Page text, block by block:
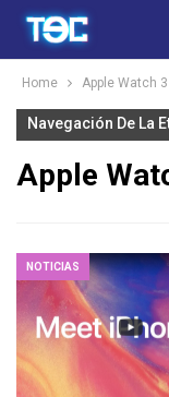
Home Apple Watch 3
Navegación De La
Apple
NOTICIAS